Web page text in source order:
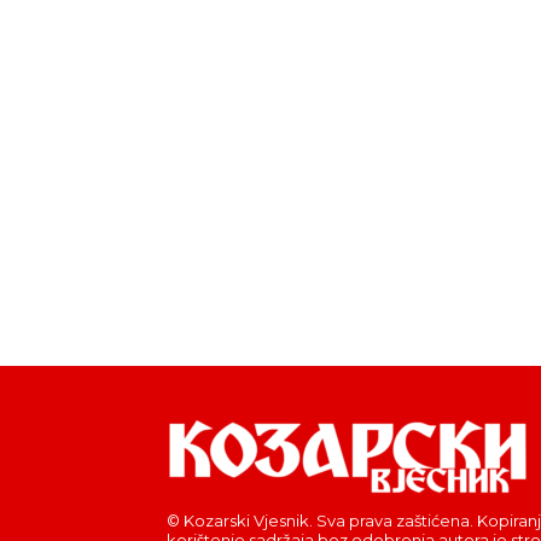
© Kozarski Vjesnik. Sva prava zaštićena.